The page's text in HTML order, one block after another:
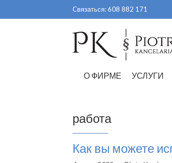
к
Cвязаться:608 882 171
О ФИРМЕ УСЛУГИ
работа
Как вы можете